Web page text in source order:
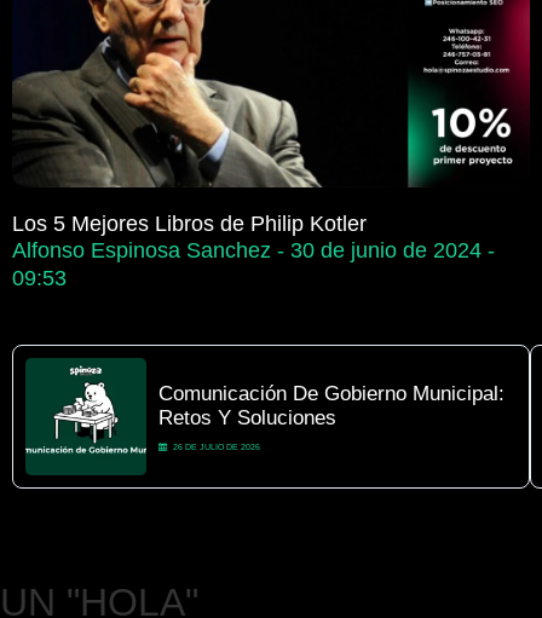
Los 5 Mejores Libros de Philip Kotler
Alfonso Espinosa Sanchez
30 de junio de 2024
09:53
Comunicación De Gobierno Municipal:
Retos Y Soluciones
26 DE JULIO DE 2026
UN "HOLA"